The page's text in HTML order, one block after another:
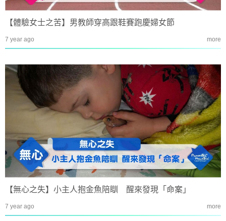
【體驗女士之苦】男教師穿高跟鞋賽跑慶婦女節
7 year ago more
【無心之失】小主人抱金魚陪瞓 醒來發現「命案」
7 year ago more